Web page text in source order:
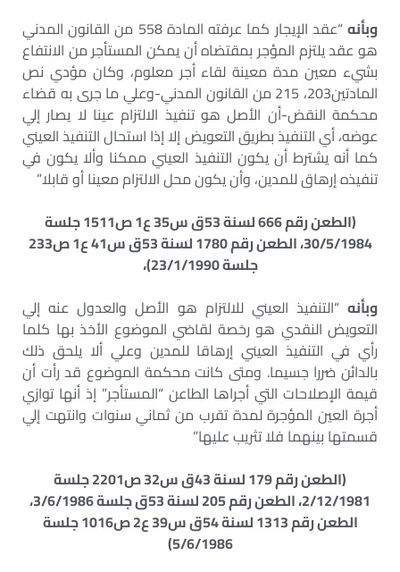
وبأنه
“عقد الإيجار كما عرفته المادة 558 من القانون المدني
هو عقد يلتزم المؤجر بمقتضاه أن يمكن المستأجر من الانتفاع
بشيء معين مدة معينة لقاء أجر معلوم، وكان مؤدي نص
المادتين203، 215 من القانون المدني-وعلي ما جرى به قضاء
محكمة النقض-أن الأصل هو تنفيذ الالتزام عينا لا يصار إلي
عوضه، أي التنفيذ بطريق التعويض إلا إذا استحال التنفيذ العيني
كما أنه يشترط أن يكون التنفيذ العيني ممكنا وألا يكون في
تنفيذه إرهاق للمدين، وأن يكون محل الالتزام معينا أو قابلا”
(الطعن رقم 666 لسنة 53ق س35 ع1 ص1511 جلسة
30/5/1984، الطعن رقم 1780 لسنة 53ق س41 ع1 ص233
جلسة 23/1/1990)،
وبأنه “التنفيذ العيني للالتزام هو الأصل والعدول عنه إلي
التعويض النقدي هو رخصة لقاضي الموضوع الأخذ بها كلما
رأي في التنفيذ العيني إرهاقا للمدين وعلي ألا يلحق ذلك
بالدائن ضررا جسيما. ومتى كانت محكمة الموضوع قد رأت أن
قيمة الإصلاحات التي أجراها الطاعن “المستأجر” إذ أنها توازي
أجرة العين المؤجرة لمدة تقرب من ثماني سنوات وانتهت إلي
قسمتها بينهما فلا تثريب عليها”
(الطعن رقم 179 لسنة 43ق س32 ص2201 جلسة
2/12/1981، الطعن رقم 205 لسنة 53ق جلسة 3/6/1986،
الطعن رقم 1313 لسنة 54ق س39 ع2 ص1016 جلسة
5/6/1986)